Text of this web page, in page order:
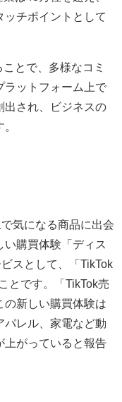
ッチポイントとして
とで、多様なコミ
ラットフォーム上で
出され、ビジネスの
気になる商品に出会
い購買体験「ディス
スとして、「TikTok
とです。「TikTok売
の新しい購買体験は
パレル、家電など動
上がっていると報告